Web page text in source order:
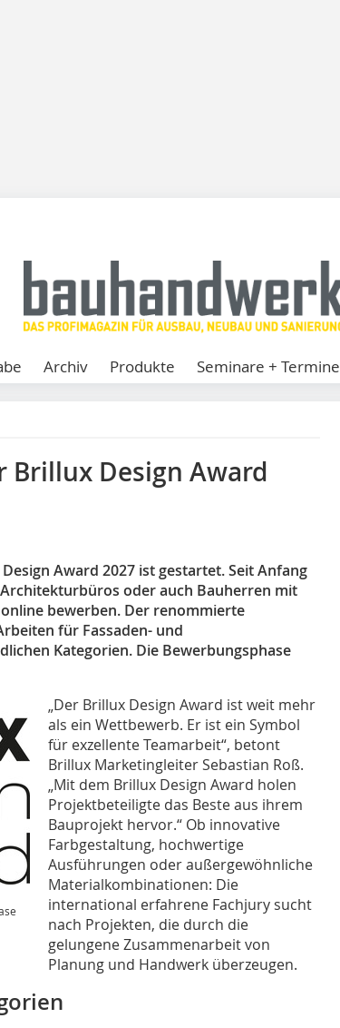
Archiv Produkte Seminare + Termine
Brillux Design Award
Award 2027 ist gestartet. Seit Anfang
oder auch Bauherren mit
bewerben. Der renommierte
für Fassaden- und
Kategorien. Die Bewerbungsphase
„Der Brillux Design Award ist weit mehr
als ein Wettbewerb. Er ist ein Symbol
für exzellente Teamarbeit“, betont
Brillux Marketingleiter Sebastian Roß.
„Mit dem Brillux Design Award holen
Projektbeteiligte das Beste aus ihrem
Bauprojekt hervor.“ Ob innovative
Farbgestaltung, hochwertige
Ausführungen oder außergewöhnliche
Materialkombinationen: Die
international erfahrene Fachjury sucht
nach Projekten, die durch die
gelungene Zusammenarbeit von
Planung und Handwerk überzeugen.